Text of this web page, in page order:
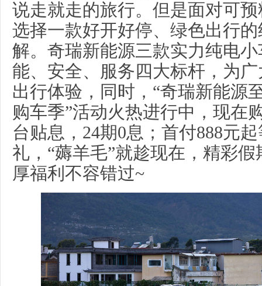
说走就走的旅行。但是面对可
选择一款好开好停、绿色出行
解。奇瑞新能源三款实力纯电
能、安全、服务四大标杆，为
出行体验，同时，“奇瑞新能源
购车季”活动火热进行中，现在
台贴息，24期0息；首付888元
礼，“薅羊毛”就趁现在，精彩
厚福利不容错过~